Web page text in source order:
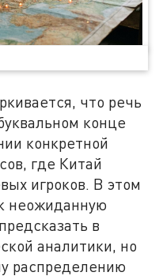
что речь
конце
конкретной
где Китай
игроков. В этом
неожиданную
в
аналитики, но
распределению